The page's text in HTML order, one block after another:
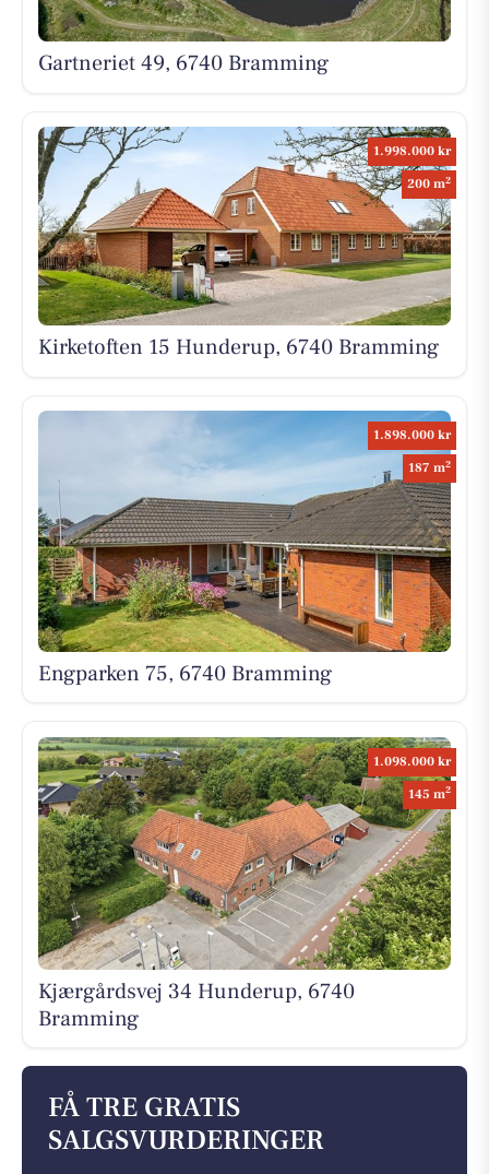
Gartneriet 49, 6740 Bramming
1.998.000 kr
200 m2
Kirketoften 15 Hunderup, 6740 Bramming
1.898.000 kr
187 m2
Engparken 75, 6740 Bramming
1.098.000 kr
145 m2
Kjærgårdsvej 34 Hunderup, 6740
Bramming
FÅ TRE GRATIS
SALGSVURDERINGER